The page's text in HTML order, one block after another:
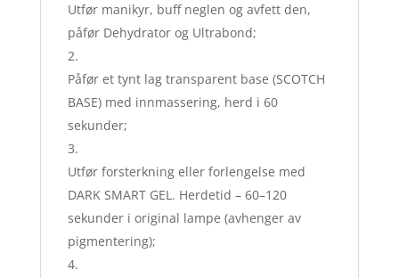
Utfør manikyr, buff neglen og avfett den,
påfør Dehydrator og Ultrabond;
Påfør et tynt lag transparent base (SCOTCH
BASE) med innmassering, herd i 60
sekunder;
Utfør forsterkning eller forlengelse med
DARK SMART GEL. Herdetid – 60–120
sekunder i original lampe (avhenger av
pigmentering);